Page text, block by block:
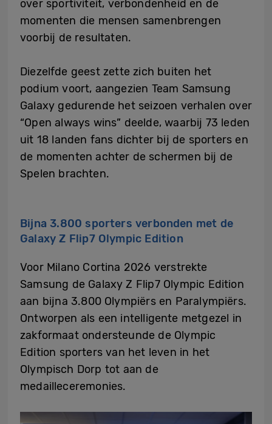
over sportiviteit, verbondenheid en de
momenten die mensen samenbrengen
voorbij de resultaten.
Diezelfde geest zette zich buiten het
podium voort, aangezien Team Samsung
Galaxy gedurende het seizoen verhalen over
“Open always wins” deelde, waarbij 73 leden
uit 18 landen fans dichter bij de sporters en
de momenten achter de schermen bij de
Spelen brachten.
Bijna 3.800 sporters verbonden met de
Galaxy Z Flip7 Olympic Edition
Voor Milano Cortina 2026 verstrekte
Samsung de Galaxy Z Flip7 Olympic Edition
aan bijna 3.800 Olympiërs en Paralympiërs.
Ontworpen als een intelligente metgezel in
zakformaat ondersteunde de Olympic
Edition sporters van het leven in het
Olympisch Dorp tot aan de
medailleceremonies.